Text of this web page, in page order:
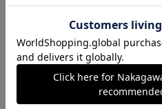
カートに入れる